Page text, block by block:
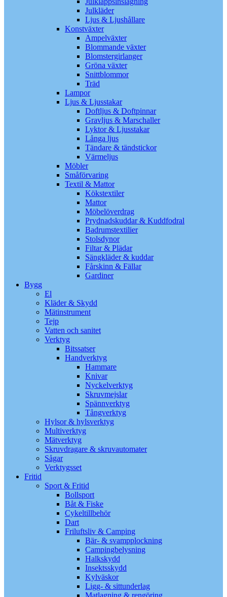
Julkläder
Ljus & Ljushållare
Konstväxter
Ampelväxter
Blommande växter
Blomstergirlanger
Gröna växter
Snittblommor
Träd
Lampor
Ljus & Ljusstakar
Doftljus & Doftpinnar
Gravljus & Marschaller
Lyktor & Ljusstakar
Långa ljus
Tändare & tändstickor
Värmeljus
Möbler
Småförvaring
Textil & Mattor
Kökstextiler
Mattor
Möbelöverdrag
Prydnadskuddar & Kuddfodral
Badrumstextilier
Stolsdynor
Filtar & Plädar
Sängkläder & kuddar
Fårskinn & Fällar
Gardiner
Bygg
El
Kläder & Skydd
Mätinstrument
Tejp
Vatten och sanitet
Verktyg
Bitssatser
Handverktyg
Hammare
Knivar
Nyckelverktyg
Skruvmejslar
Spännverktyg
Tångverktyg
Hylsor & hylsverktyg
Multiverktyg
Mätverktyg
Skruvdragare & skruvautomater
Sågar
Verktygsset
Fritid
Sport & Fritid
Bollsport
Båt & Fiske
Cykeltillbehör
Dart
Friluftsliv & Camping
Bär- & svampplockning
Campingbelysning
Halkskydd
Insektsskydd
Kylväskor
Ligg- & sittunderlag
Matlagning & rengöring